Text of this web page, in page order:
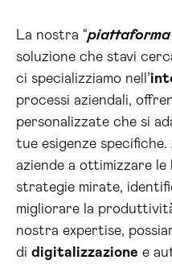
La nostra “piattaforma
soluzione che stavi
ci specializziamo nell’
processi aziendali,
personalizzate che si
tue esigenze
aziende a ottimizzare
strategie mirate,
migliorare la
nostra expertise,
di digitalizzazione e